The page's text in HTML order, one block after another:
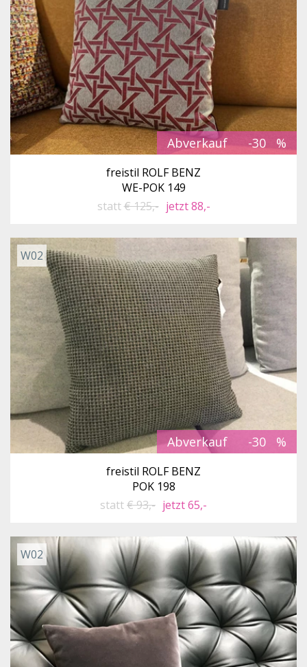
Abverkauf -30
freistil ROLF BENZ
WE-POK 149
statt€ 125,- jetzt 88,-
Abverkauf -30
W02
freistil ROLF BENZ
POK 198
statt€ 93,- jetzt 65,-
W02